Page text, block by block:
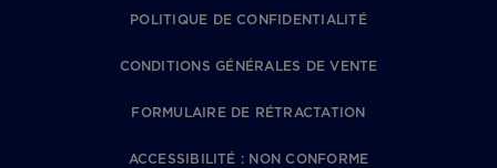
POLITIQUE DE CONFIDENTIALITÉ
CONDITIONS GÉNÉRALES DE VENTE
FORMULAIRE DE RÉTRACTATION
ACCESSIBILITÉ : NON CONFORME